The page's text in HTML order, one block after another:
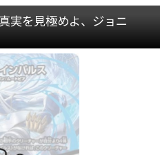
実を見極めよ、ジョニ